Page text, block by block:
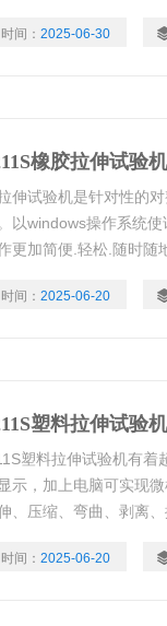
做伸长率、拉力、拉伸
时间： 2025-06-30
橡胶拉伸试验机
伸试验机是针对性的
以windows操作系统
更加简便.轻松.随时随
长率、拉力、拉伸、压
时间： 2025-06-20
塑料拉伸试验机
塑料拉伸试验机有着
示，加上电脑可实现
、压缩、弯曲、剥离
使试验数据曲线动态显
时间： 2025-06-20